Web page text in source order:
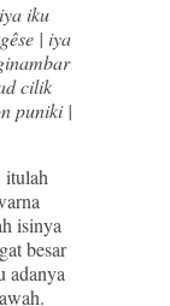
iku
| iya
cilik
puniki |
isinya
besar
adanya